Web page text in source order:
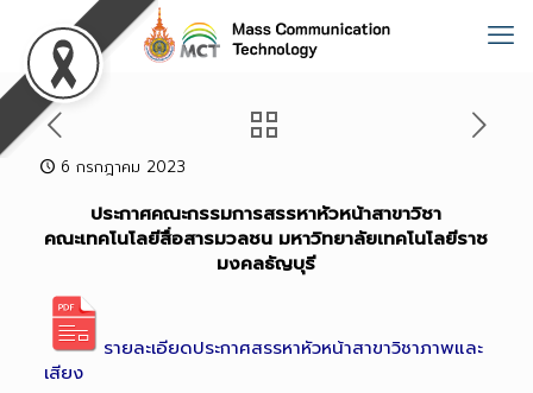
6 กรกฎาคม 2023
ประกาศคณะกรรมการสรรหาหัวหน้าสาขาวิชา
คณะเทคโนโลยีสื่อสารมวลชน มหาวิทยาลัยเทคโนโลยีราช
มงคลธัญบุรี
รายละเอียดประกาศสรรหาหัวหน้าสาขาวิชาภาพและ
เสียง